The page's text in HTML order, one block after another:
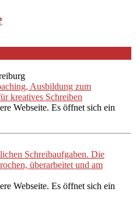
Ausbildung zum
kreatives Schreiben
Webseite. Es öffnet sich ein
Schreibaufgaben. Die
überarbeitet und am
Webseite. Es öffnet sich ein